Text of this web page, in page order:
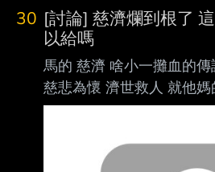
30 [討論] 慈濟爛到根了
以給嗎
馬的 慈濟 啥小一攤血的
慈悲為懷 濟世救人 就他
救 我不相信 這十億沒有
當初信誓旦旦 就是這樣?